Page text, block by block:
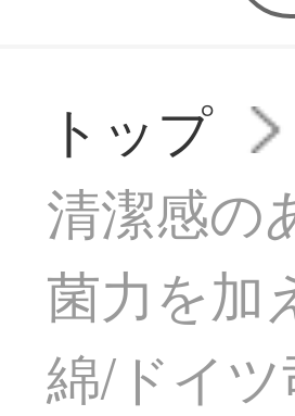
トップ
清潔感の
菌力を加
綿/ドイツ